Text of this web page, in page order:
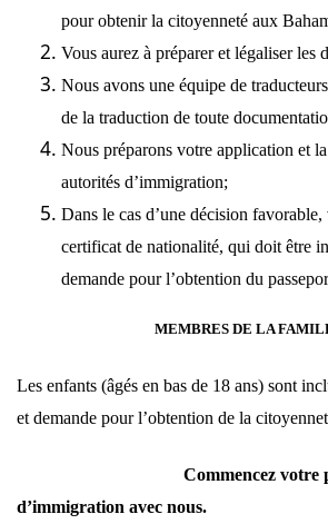
pour obtenir la citoyenneté aux
Vous aurez à préparer et légaliser les
Nous avons une équipe de
de la traduction de toute
Nous préparons votre application et
autorités d’immigration;
Dans le cas d’une décision
certificat de nationalité, qui doit être
demande pour l’obtention du
MEMBRES DE LA
Les enfants (âgés en bas de 18 ans) sont
et demande pour l’obtention de la
Commencez votre
d’immigration avec nous.